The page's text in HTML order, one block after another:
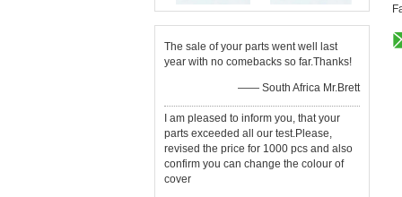
The sale of your parts went well last
year with no comebacks so far.Thanks!
—— South Africa Mr.Brett
I am pleased to inform you, that your
parts exceeded all our test.Please,
revised the price for 1000 pcs and also
confirm you can change the colour of
cover